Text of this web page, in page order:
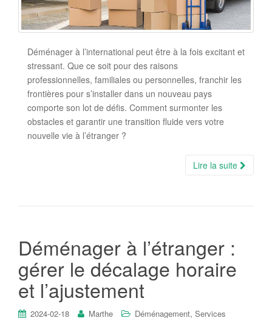
Déménager à l’international peut être à la fois excitant et
stressant. Que ce soit pour des raisons
professionnelles, familiales ou personnelles, franchir les
frontières pour s’installer dans un nouveau pays
comporte son lot de défis. Comment surmonter les
obstacles et garantir une transition fluide vers votre
nouvelle vie à l’étranger ?
Lire la suite
Déménager à l’étranger :
gérer le décalage horaire
et l’ajustement
2024-02-18 Marthe Déménagement, Services